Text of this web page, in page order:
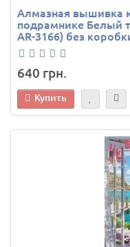
Алмазная вышивка
подрамнике Белый
AR-3166) без
640 грн.
Купить